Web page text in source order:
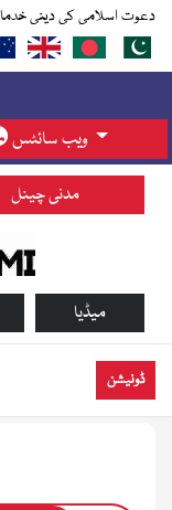
دعوت اسلامی کی دینی
ویب سائٹس
مدنی چینل
میڈیا
ڈونیشن